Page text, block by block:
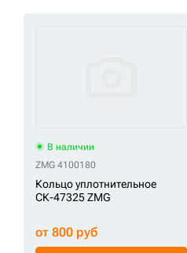
В наличии
ZMG 4100180
Кольцо уплотнительное
СК-47325 ZMG
от 800 руб